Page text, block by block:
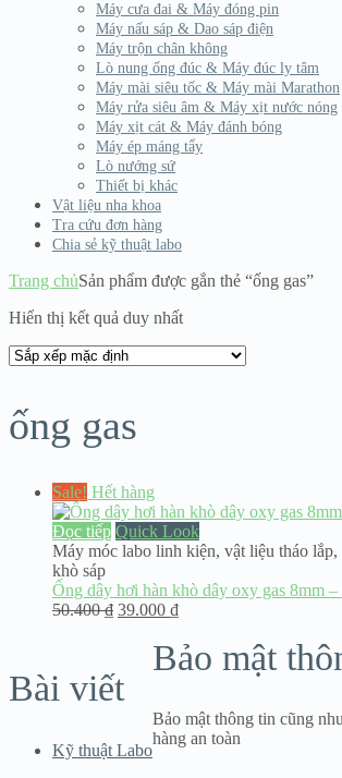
Máy cưa đai & Máy đóng pin
Máy nấu sáp & Dao sáp điện
Máy trộn chân không
Lò nung ống đúc & Máy đúc ly tâm
Máy mài siêu tốc & Máy mài Marathon
Máy rửa siêu âm & Máy xịt nước nóng
Máy xịt cát & Máy đánh bóng
Máy ép máng tẩy
Lò nướng sứ
Thiết bị khác
Vật liệu nha khoa
Tra cứu đơn hàng
Chia sẻ kỹ thuật labo
Trang chủSản phẩm được gắn thẻ “ống gas”
Hiển thị kết quả duy nhất
ống gas
Sale! Hết hàng
Đọc tiếp Quick Look
Máy móc labo linh kiện, vật liệu tháo lắp,
khò sáp
Ống dây hơi hàn khò dây oxy gas 8mm –
50.400₫ Giá
50.400 ₫.
39.000 ₫Giá
tại
là:
Bài viết
Kỹ thuật Labo
Bảo mật
Bảo mật thông tin cũng
hàng an toàn